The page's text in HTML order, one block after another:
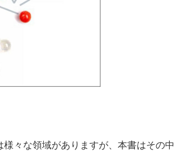
様々な領域がありますが、本書はその中